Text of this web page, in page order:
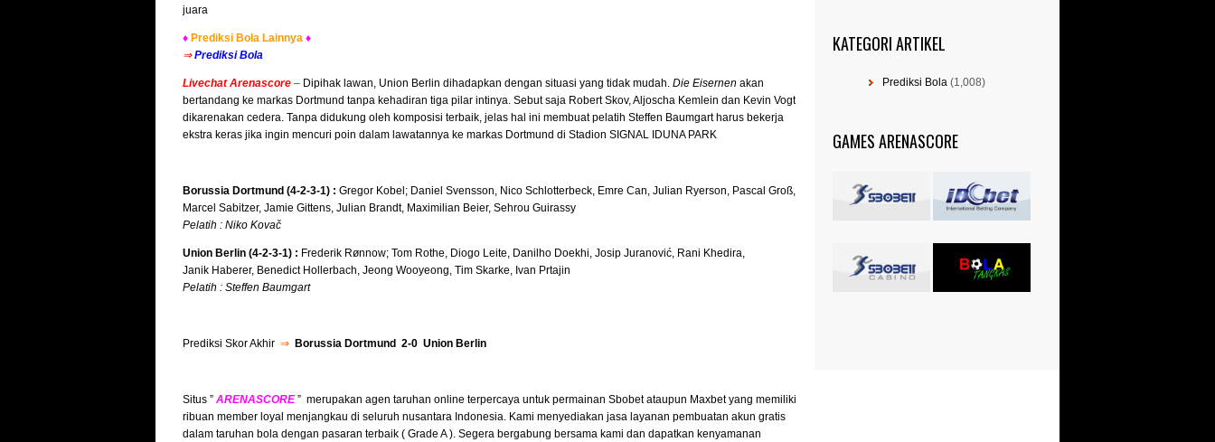
juara
♦ Prediksi Bola Lainnya ♦
⇒ Prediksi Bola
Livechat Arenascore – Dipihak lawan, Union Berlin dihadapkan dengan situasi yang tidak mudah. Die Eisernen akan
bertandang ke markas Dortmund tanpa kehadiran tiga pilar intinya. Sebut saja Robert Skov, Aljoscha Kemlein dan Kevin Vogt
dikarenakan cedera. Tanpa didukung oleh komposisi terbaik, jelas hal ini membuat pelatih Steffen Baumgart harus bekerja
ekstra keras jika ingin mencuri poin dalam lawatannya ke markas Dortmund di Stadion SIGNAL IDUNA PARK
Borussia Dortmund (4-2-3-1) : Gregor Kobel; Daniel Svensson, Nico Schlotterbeck, Emre Can, Julian Ryerson, Pascal Groß,
Marcel Sabitzer, Jamie Gittens, Julian Brandt, Maximilian Beier, Sehrou Guirassy
Pelatih : Niko Kovač
Union Berlin (4-2-3-1) : Frederik Rønnow; Tom Rothe, Diogo Leite, Danilho Doekhi, Josip Juranović, Rani Khedira,
Janik Haberer, Benedict Hollerbach, Jeong Wooyeong, Tim Skarke, Ivan Prtajin
Pelatih : Steffen Baumgart
Prediksi Skor Akhir ⇒ Borussia Dortmund 2-0 Union Berlin
Situs ” ARENASCORE” merupakan agen taruhan online terpercaya untuk permainan Sbobet ataupun Maxbet yang memiliki
ribuan member loyal menjangkau di seluruh nusantara Indonesia. Kami menyediakan jasa layanan pembuatan akun gratis
dalam taruhan bola dengan pasaran terbaik ( Grade A ). Segera bergabung bersama kami dan dapatkan kenyamanan
KATEGORI ARTIKEL
Prediksi Bola (1,008)
GAMES ARENASCORE